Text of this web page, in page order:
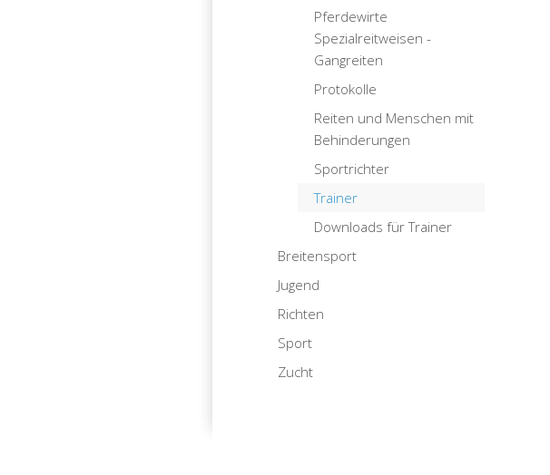
Pferdewirte
Spezialreitweisen -
Gangreiten
Protokolle
Reiten und Menschen mit
Behinderungen
Sportrichter
Trainer
Downloads für Trainer
Breitensport
Jugend
Richten
Sport
Zucht